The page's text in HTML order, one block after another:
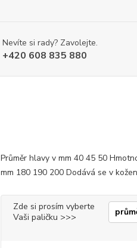
Nevíte si rady? Zavolejte.
+420 608 835 880
Průměr hlavy v mm 40 45 50
mm 180 190 200 Dodává se v
Zde si prosím vyberte
Vaši paličku >>>